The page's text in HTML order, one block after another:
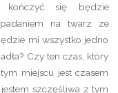
kończyć się będzie
na twarz ze
mi wszystko jedno
Czy ten czas, który
miejscu jest czasem
szczęśliwa z tym